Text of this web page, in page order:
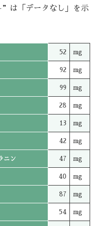
「データなし」を示
52 mg
92 mg
99 mg
28 mg
13 mg
42 mg
ニン 47 mg
40 mg
87 mg
54 mg